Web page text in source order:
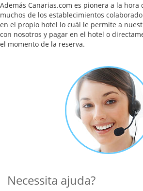
Además Canarias.com es pionera a la hora
muchos de los establecimientos
en el propio hotel lo cuál le permite a
con nosotros y pagar en el hotel o
el momento de la reserva.
Necessita ajuda?